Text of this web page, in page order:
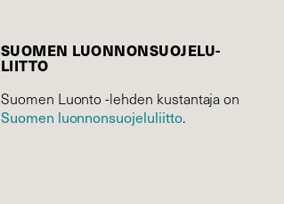
SUOMEN LUONNON­SUOJELU­
LIITTO
Suomen Luonto -lehden kustantaja on
Suomen luonnonsuojelu­liitto.